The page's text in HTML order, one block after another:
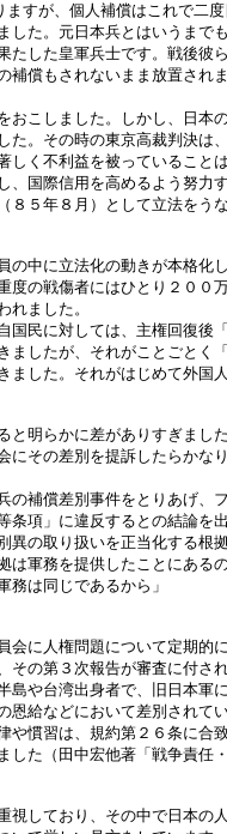
すが、個人補償はこれで二
した。元日本兵とはいうまで
たした皇軍兵士です。戦後彼
補償もされないまま放置され
こしました。しかし、日本
た。その時の東京高裁判決は
しく不利益を被っていること
、国際信用を高めるよう努力
８５年８月）として立法をう
中に立法化の動きが本格化
度の戦傷者にはひとり２００
れました。
民に対しては、主権回復後
ましたが、それがことごとく
ました。それがはじめて外国
明らかに差がありすぎまし
にその差別を提訴したらかな
補償差別事件をとりあげ、
条項」に違反するとの結論を
異の取り扱いを正当化する根
は軍務を提供したことにある
務は同じであるから」
に人権問題について定期的
その第３次報告が審査に付さ
島や台湾出身者で、旧日本軍
恩給などにおいて差別されて
や慣習は、規約第２６条に合
した（田中宏他著「戦争責任
しており、その中で日本の